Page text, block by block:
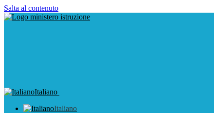
Salta al contenuto
Italiano
Italiano